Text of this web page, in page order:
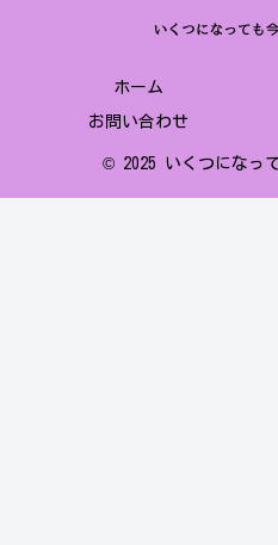
ホーム
お問い合わせ
© 2025 いくつになっ